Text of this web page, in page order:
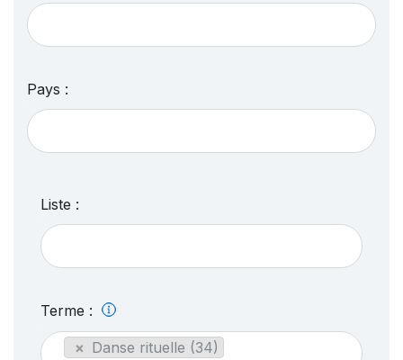
Pays :
Liste :
Terme :
× Danse rituelle (34)